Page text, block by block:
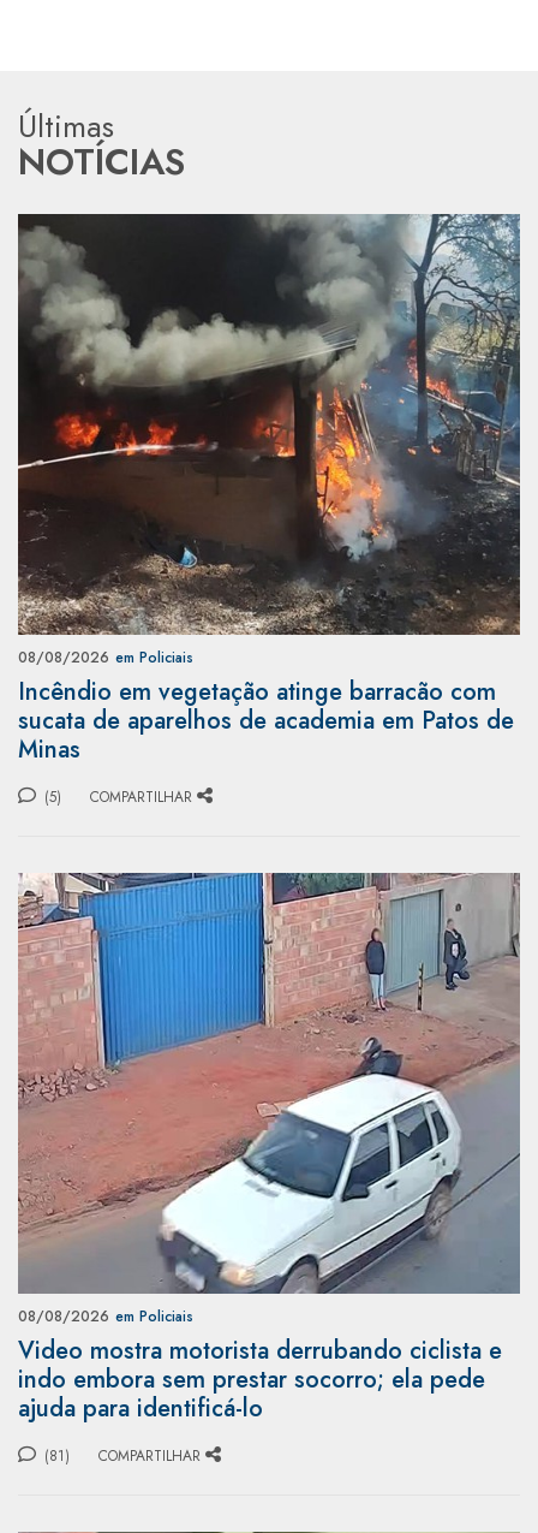
Últimas
NOTÍCIAS
08/08/2026 em Policiais
Incêndio em vegetação atinge barracão com
sucata de aparelhos de academia em Patos de
Minas
(5) COMPARTILHAR
08/08/2026 em Policiais
Video mostra motorista derrubando ciclista e
indo embora sem prestar socorro; ela pede
ajuda para identificá-lo
(81) COMPARTILHAR